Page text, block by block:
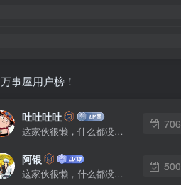
万事屋用户榜！
吐吐吐吐
这家伙很懒，什么都没有写...
706
阿银
这家伙很懒，什么都没有写...
500